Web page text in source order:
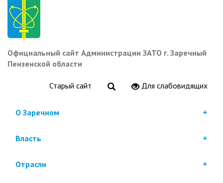
Перейти
основному
содержанию
Официальный сайт Администрации ЗАТО г. Заречный
Пензенской области
Старый сайт Для слабовидящих
О Заречном
Власть
Отрасли